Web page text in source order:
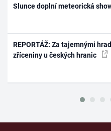
Slunce doplní meteorická
REPORTÁŽ: Za tajemnými
zříceniny u českých hranic